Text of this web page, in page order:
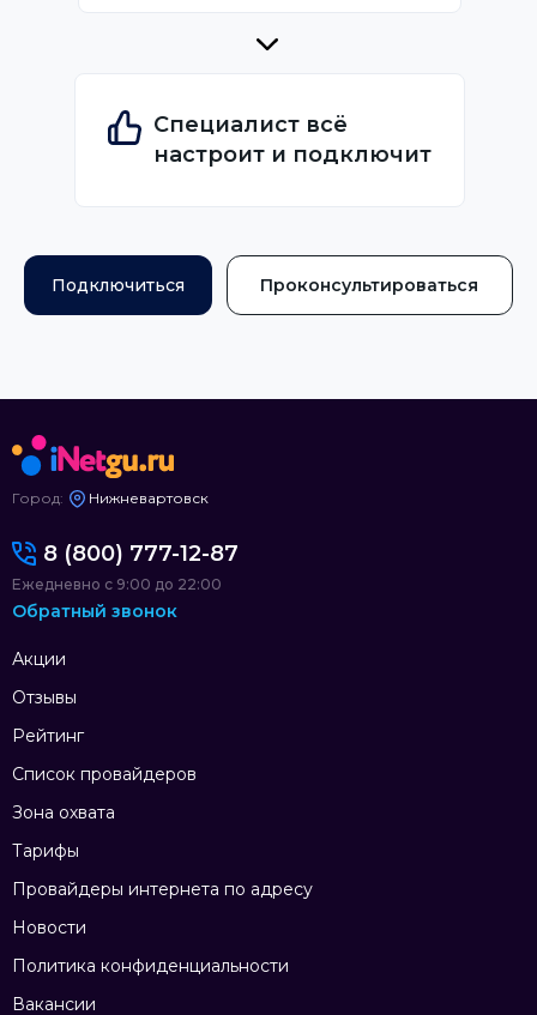
Специалист всё
настроит и подключит
Подключиться Проконсультироваться
Город: Нижневартовск
Акции
Отзывы
Рейтинг
Список провайдеров
Зона охвата
Тарифы
Провайдеры интернета по адресу
Новости
Политика конфиденциальности
Вакансии
8 (800) 777-12-87
Ежедневно с 9:00 до 22:00
Обратный звонок